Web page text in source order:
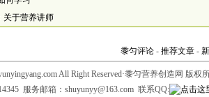
关于营养讲师
黍匀评论 - 推荐文章 -
All Right Reserved·黍匀营养创造网 版权
服务邮箱：shuyunyy@163.com 联系QQ: